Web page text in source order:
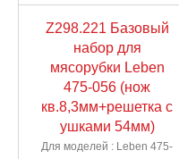
Z298.221 Базовый
набор для
мясорубки Leben
475-056 (нож
кв.8,3мм+решетка с
ушками 54мм)
Для моделей : Leben 475-